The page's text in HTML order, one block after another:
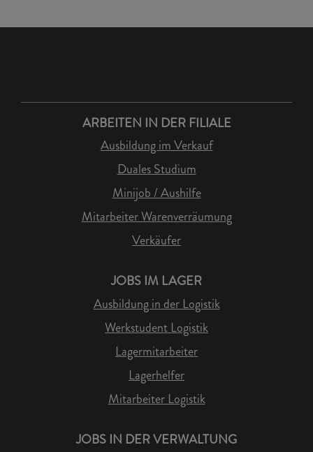
ARBEITEN IN DER FILIALE
Ausbildung im Verkauf
Duales Studium
Minijob / Aushilfe
Mitarbeiter Warenverräumung
Verkäufer
JOBS IM LAGER
Ausbildung in der Logistik
Werkstudent Logistik
Lagermitarbeiter
Lagerhelfer
Mitarbeiter Logistik
JOBS IN DER VERWALTUNG